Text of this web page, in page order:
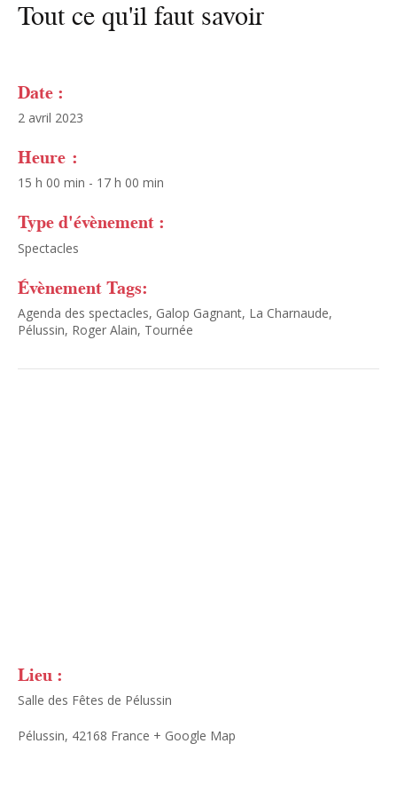
Tout ce qu'il faut savoir
Date :
2 avril 2023
Heure :
15 h 00 min - 17 h 00 min
Type d'évènement :
Spectacles
Évènement Tags:
Agenda des spectacles, Galop Gagnant, La Charnaude,
Pélussin, Roger Alain, Tournée
Lieu :
Salle des Fêtes de Pélussin
Pélussin, 42168 France + Google Map